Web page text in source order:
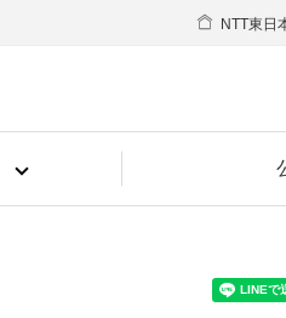
NTT東日